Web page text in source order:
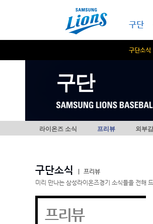
구단
구단소식
구단
라이온즈 소식 프리뷰 외부
구단소식
프리뷰
미리 만나는 삼성라이온즈경기 소식들을 전해
프리뷰